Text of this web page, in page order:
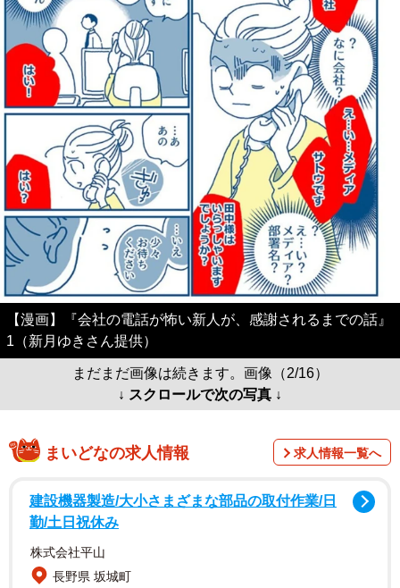
【漫画】『会社の電話が怖い新人が、感謝されるまでの話』
1（新月ゆきさん提供）
まだまだ画像は続きます。画像（2/16）
↓ スクロールで次の写真 ↓
まいどなの求人情報 求人情報一覧へ
建設機器製造/大小さまざまな部品の取付作業/日
勤/土日祝休み
株式会社平山
長野県 坂城町